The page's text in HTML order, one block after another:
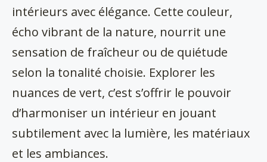
intérieurs avec élégance. Cette couleur,
écho vibrant de la nature, nourrit une
sensation de fraîcheur ou de quiétude
selon la tonalité choisie. Explorer les
nuances de vert, c’est s’offrir le pouvoir
d’harmoniser un intérieur en jouant
subtilement avec la lumière, les matériaux
et les ambiances.